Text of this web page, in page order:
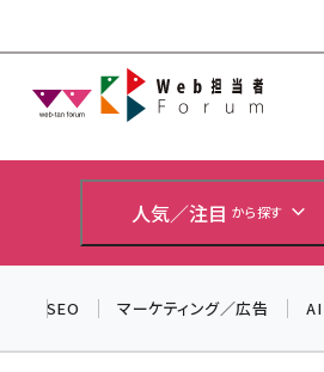
Web
人気／注目 から探す
SEO マーケティング／広告 AI